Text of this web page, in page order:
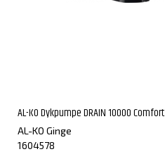
AL-KO Dykpumpe DRAIN 10000 Comfort
AL-KO Ginge
1604578